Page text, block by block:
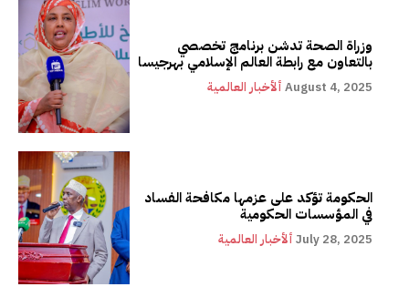
وزراة الصحة تدشن برنامج تخصصي
بالتعاون مع رابطة العالم الإسلامي بهرجيسا
ألأخبار العالمية August 4, 2025
الحكومة تؤكد على عزمها مكافحة الفساد
في المؤسسات الحكومية
ألأخبار العالمية July 28, 2025